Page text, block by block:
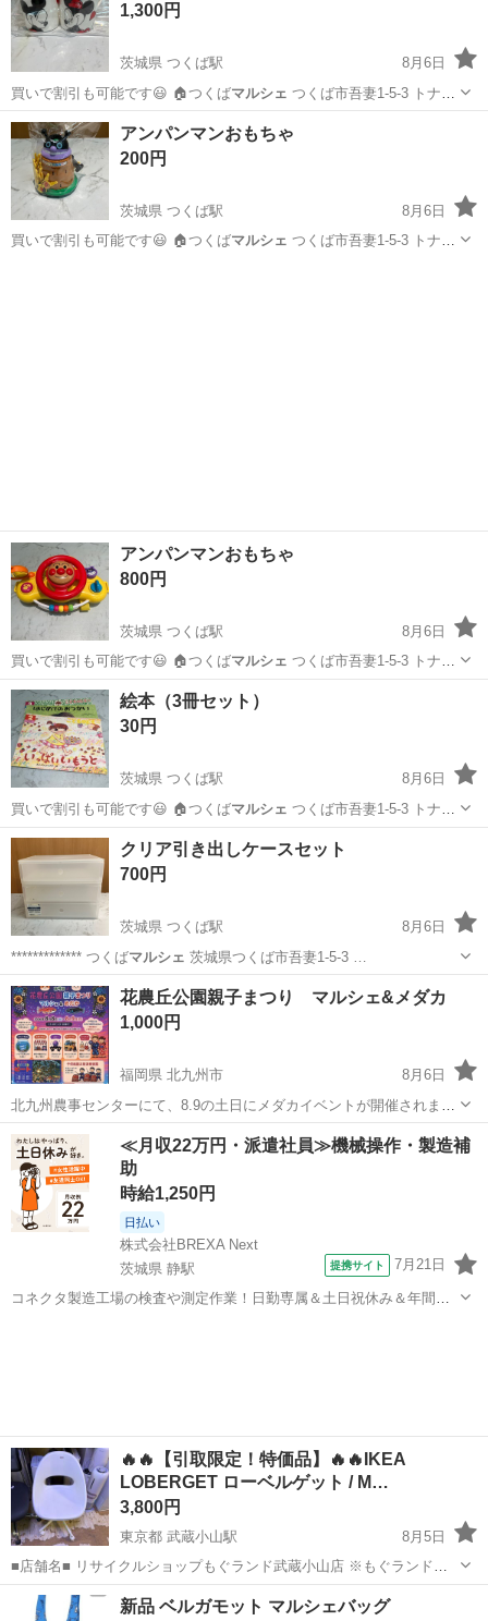
1,300円
茨城県 つくば駅
8月6日
買いで割引も可能です😃 🏠つくばマルシェ
エ…
茨城 つくば市 つくば駅 食器
アンパンマンおもちゃ
200円
茨城県 つくば駅
8月6日
買いで割引も可能です😃 🏠つくばマルシェ
アンパンマンおもちゃ
800円
茨城県 つくば駅
8月6日
買いで割引も可能です😃 🏠つくばマルシェ
エ…
茨城 つくば市 つくば駅 おもちゃ
絵本（3冊セット）
30円
茨城県 つくば駅
8月6日
買いで割引も可能です😃 🏠つくばマルシェ
エ…
茨城 つくば市 つくば駅
クリア引き出しケースセット
700円
茨城県 つくば駅
8月6日
************* つくばマルシェ 茨城県つくば市吾妻1-5-3 …
茨城 つくば市 つくば駅 収納家具
花農丘公園親子まつり マルシェ&メダカ
1,000円
福岡県 北九州市
8月6日
北九州農事センターにて、8.9の土日にメダカイベントが開催されま
す。時間は15-２１時の午後からになります！ 空調の効いた室内でゆっ
くり見ることができます😄 ご来店お待ちしております。14番のブース
にてお待ちしてます！
福岡 北九州市 その他
≪月収22万円・派遣社員≫機械操作・製造補
助
時給1,250円
日払い
株式会社BREXA Next
茨城県 静駅
提携サイト 7月21日
コネクタ製造工場の検査や測定作業！日勤専属＆土日祝休み＆年間休
🔥🔥【引取限定！特価品】🔥🔥IKEA
LOBERGET ローベルゲット / M…
3,800円
東京都 武蔵小山駅
8月5日
■店舗名■ リサイクルショップもぐランド武蔵小山店 ※もぐランドで
検索⭐ 実店舗にて創業10年以上！ 家電家具・生活用品がまとめて揃う
確かな販売実績で購入も安心✨ ⭕家電は全てクリーニング除菌洗浄済
東京 品川区 武蔵小山駅 椅子
新品 ベルガモット マルシェバッグ